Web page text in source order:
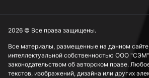
Все материалы, размещенные на данном
интеллектуальной собственностью ООО
законодательством об авторском праве.
текстов, изображений, дизайна или других
2026 © Все права защищены.